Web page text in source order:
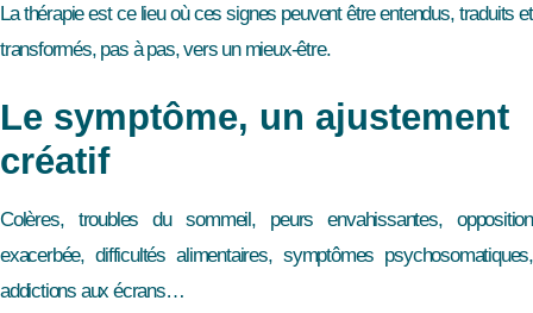
La thérapie est ce lieu où ces signes peuvent être entendus, traduits et
transformés, pas à pas, vers un mieux-être.
Le symptôme, un ajustement
créatif
Colères, troubles du sommeil, peurs envahissantes, opposition
exacerbée, difficultés alimentaires, symptômes psychosomatiques,
addictions aux écrans…